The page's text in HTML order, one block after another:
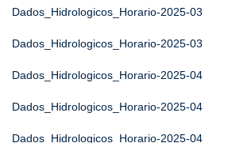
Dados_Hidrologicos_Horario-2025-03
Dados_Hidrologicos_Horario-2025-03
Dados_Hidrologicos_Horario-2025-04
Dados_Hidrologicos_Horario-2025-04
Dados_Hidrologicos_Horario-2025-04